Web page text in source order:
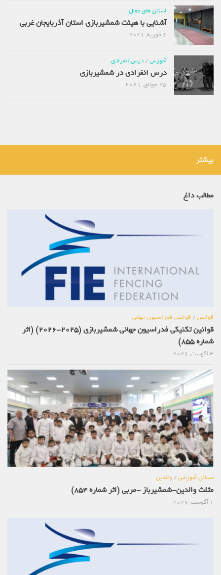
استان های فعال
آشنایی با هیئت شمشیربازی استان آذربایجان غربی
آموزش/درس انفرادی
درس انفرادی در شمشیربازی
بیشتر
مطالب داغ
قوانین/قوانین فدراسیون جهانی
قوانین تکنیکی فدراسیون جهانی شمشیربازی (2025-2026) (اثر
شماره 855)
مسائل آموزشی/والدین
مثلث والدین-شمشیرباز -مربی (اثر شماره 854)